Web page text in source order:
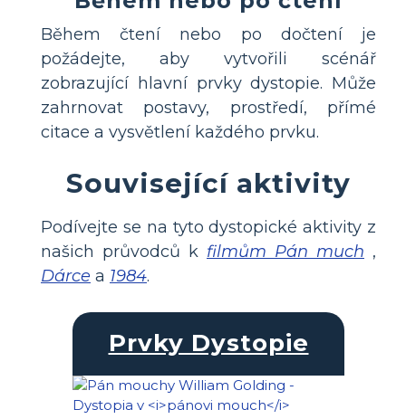
Během čtení nebo po dočtení je
požádejte, aby vytvořili scénář
zobrazující hlavní prvky dystopie. Může
zahrnovat postavy, prostředí, přímé
citace a vysvětlení každého prvku.
Související aktivity
Podívejte se na tyto dystopické aktivity z
našich průvodců k filmům Pán much ,
Dárce a 1984.
Prvky Dystopie